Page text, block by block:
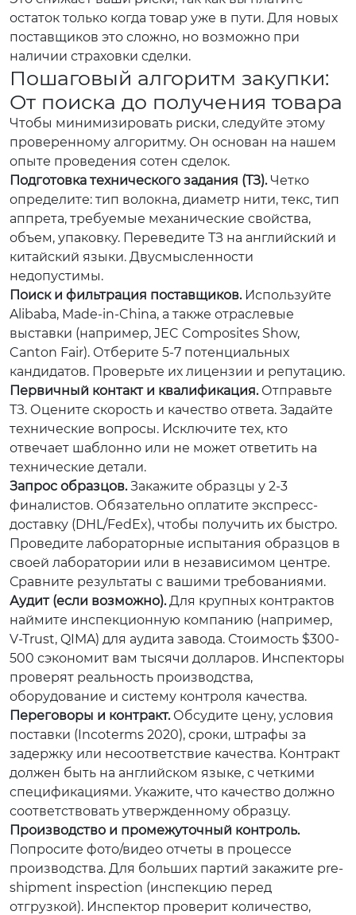
остаток только когда товар уже в пути. Для новых
поставщиков это сложно, но возможно при
наличии страховки сделки.
Пошаговый алгоритм закупки:
От поиска до получения товара
Чтобы минимизировать риски, следуйте этому
проверенному алгоритму. Он основан на нашем
опыте проведения сотен сделок.
Подготовка технического задания (ТЗ).Четко
определите: тип волокна, диаметр нити, текс, тип
аппрета, требуемые механические свойства,
объем, упаковку. Переведите ТЗ на английский и
китайский языки. Двусмысленности
недопустимы.
Поиск и фильтрация поставщиков.Используйте
Alibaba, Made-in-China, а также отраслевые
выставки (например, JEC Composites Show,
Canton Fair). Отберите 5-7 потенциальных
кандидатов. Проверьте их лицензии и репутацию.
Первичный контакт и квалификация.Отправьте
ТЗ. Оцените скорость и качество ответа. Задайте
технические вопросы. Исключите тех, кто
отвечает шаблонно или не может ответить на
технические детали.
Запрос образцов.Закажите образцы у 2-3
финалистов. Обязательно оплатите экспресс-
доставку (DHL/FedEx), чтобы получить их быстро.
Проведите лабораторные испытания образцов в
своей лаборатории или в независимом центре.
Сравните результаты с вашими требованиями.
Аудит (если возможно).Для крупных контрактов
наймите инспекционную компанию (например,
V-Trust, QIMA) для аудита завода. Стоимость $300-
500 сэкономит вам тысячи долларов. Инспекторы
проверят реальность производства,
оборудование и систему контроля качества.
Переговоры и контракт.Обсудите цену, условия
поставки (Incoterms 2020), сроки, штрафы за
задержку или несоответствие качества. Контракт
должен быть на английском языке, с четкими
спецификациями. Укажите, что качество должно
соответствовать утвержденному образцу.
Производство и промежуточный контроль.
Попросите фото/видео отчеты в процессе
производства. Для больших партий закажите pre-
shipment inspection (инспекцию перед
отгрузкой). Инспектор проверит количество,